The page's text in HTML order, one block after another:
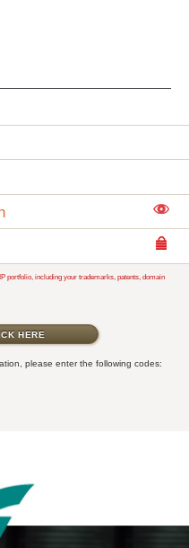
portfolio, including your trademarks, patents, domain
HERE
please enter the following codes: